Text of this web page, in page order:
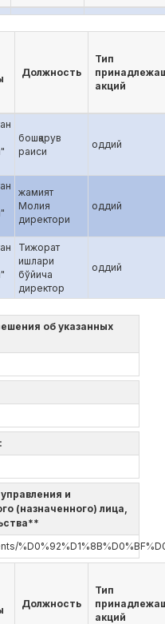
Должность
Тип
акций
бошқарув
раиси
оддий
жамият
Молия
директори
оддий
Тижорат
ишлари
бўйича
директор
оддий
об указанных
и
(назначенного) лица,
Должность
Тип
акций